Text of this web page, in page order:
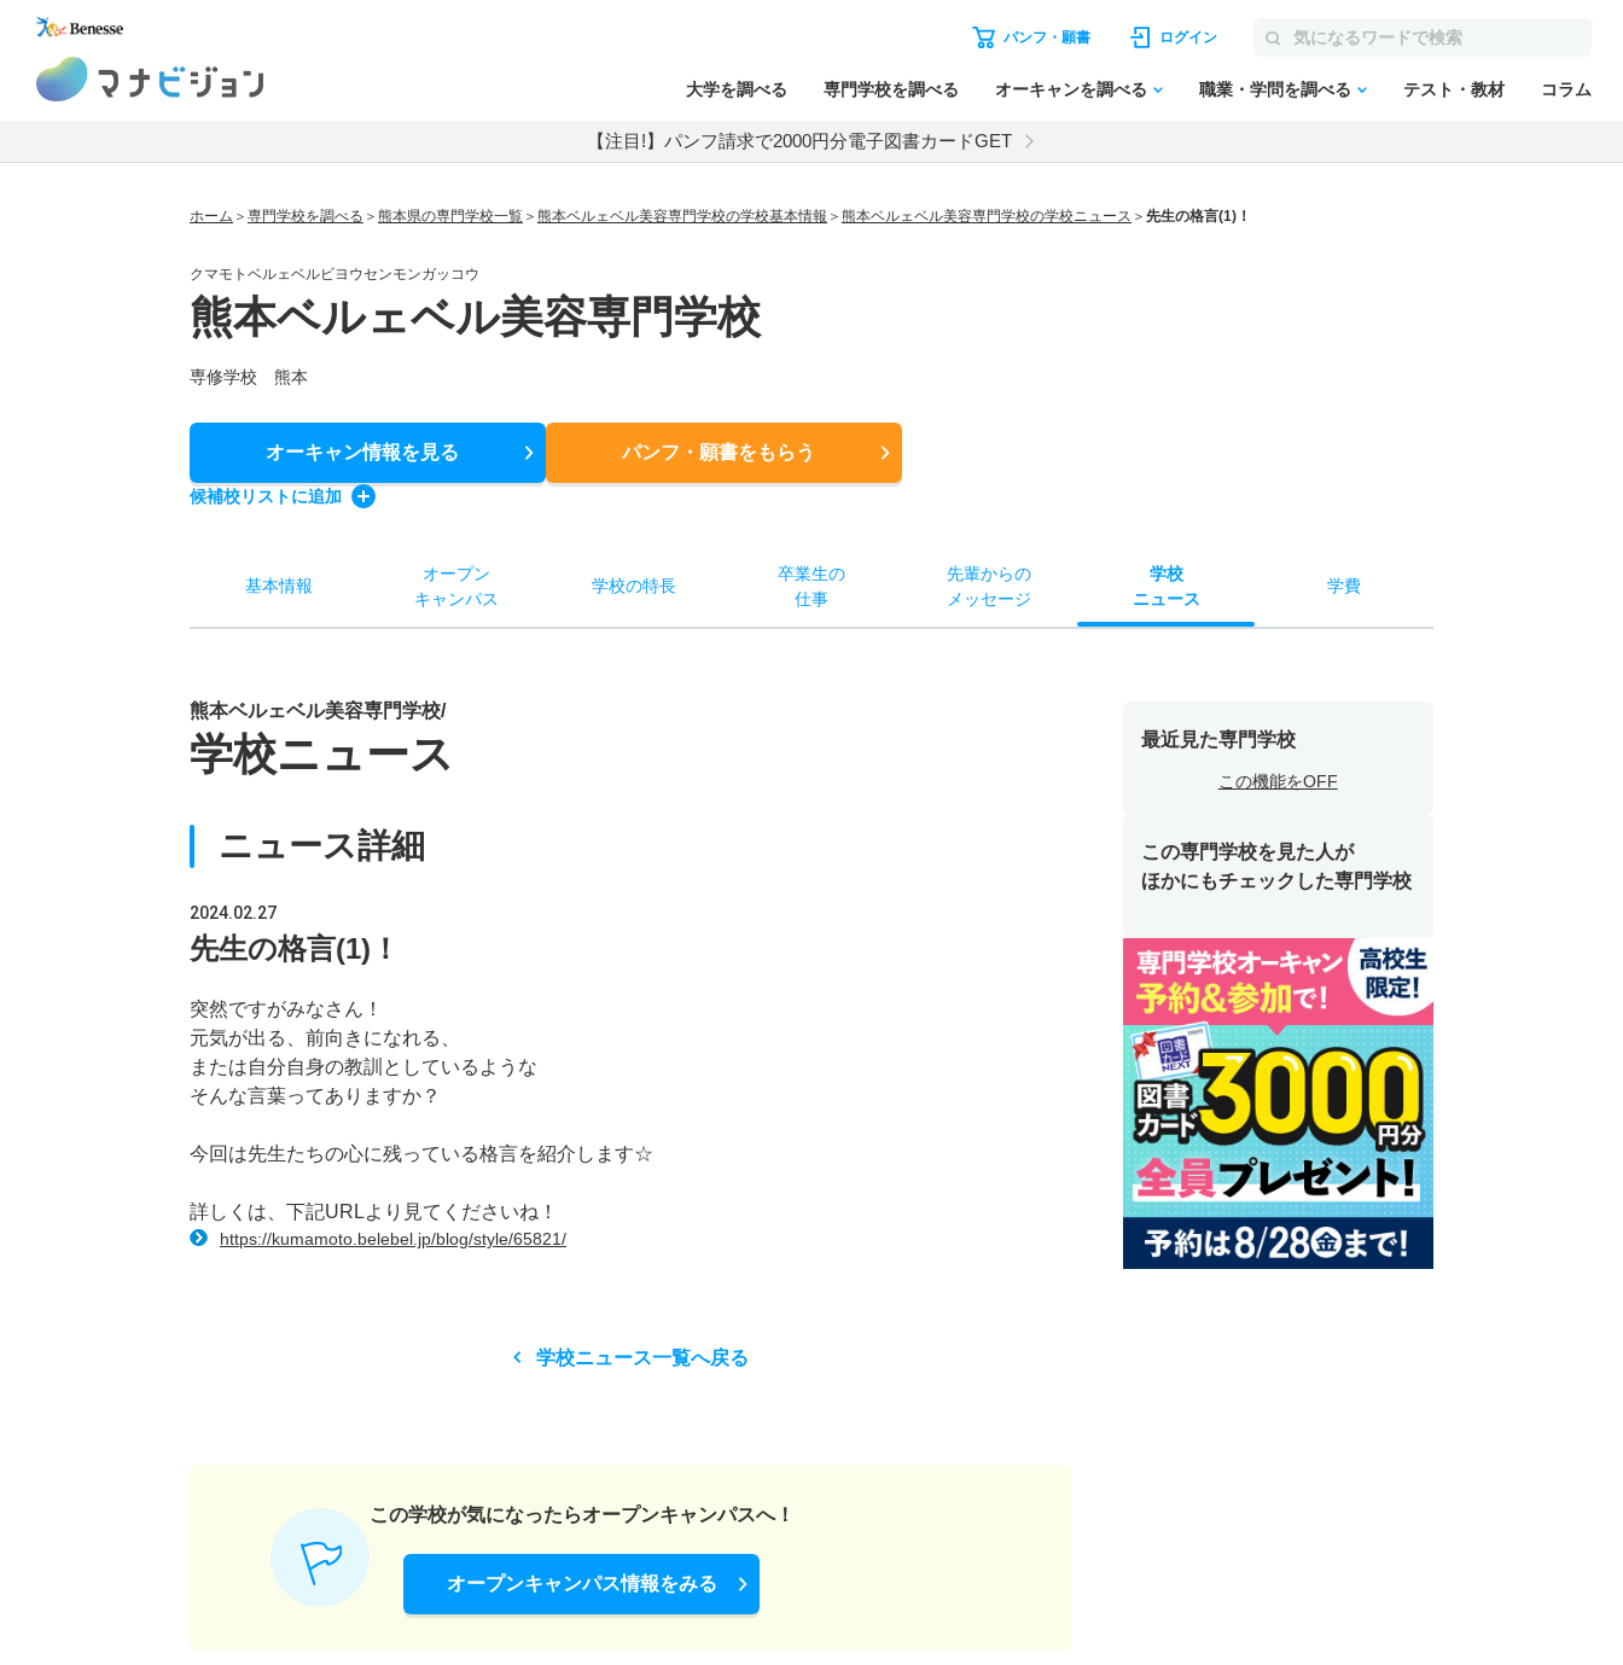
パンフ・願書 ログイン
大学を調べる 専門学校を調べる オーキャンを調べる 職業・学問を調べる テスト・教材 コラム
【注目!】パンフ請求で2000円分電子図書カードGET
ホーム 専門学校を調べる 熊本県の専門学校一覧 熊本ベルェベル美容専門学校の学校基本情報 熊本ベルェベル美容専門学校の学校ニュース 先生の格言(1)！
クマモトベルェベルビヨウセンモンガッコウ
熊本ベルェベル美容専門学校
専修学校 熊本
オーキャン情報を見る パンフ・願書をもらう
候補校リストに追加
基本情報
オープン
キャンパス
学校の特長
卒業生の
仕事
先輩からの
メッセージ
学校
ニュース
学費
熊本ベルェベル美容専門学校/
学校ニュース
ニュース詳細
2024.02.27
先生の格言(1)！
突然ですがみなさん！
元気が出る、前向きになれる、
または自分自身の教訓としているような
そんな言葉ってありますか？
今回は先生たちの心に残っている格言を紹介します☆
詳しくは、下記URLより見てくださいね！
https://kumamoto.belebel.jp/blog/style/65821/
学校ニュース一覧へ戻る
この学校が気になったらオープンキャンパスへ！
オープンキャンパス情報をみる
最近見た専門学校
この機能をOFF
この専門学校を見た人が
ほかにもチェックした専門学校